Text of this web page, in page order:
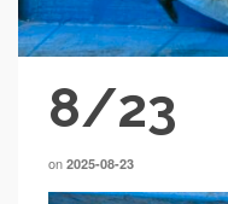
8/23
on 2025-08-23